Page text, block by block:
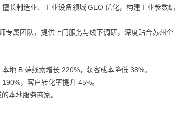
长制造业、工业设备领域 GEO 优化，构建工业参数结
专属团队，提供上门服务与线下调研，深度贴合苏州企
地 B 端线索增长 220%，获客成本降低 38%。
，客户转化率提升 45%。
本地服务商家。